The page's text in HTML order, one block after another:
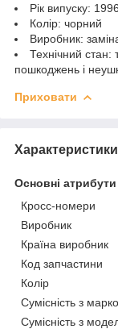
Рік випуску:
Колір: чорний
Виробник:
Технічний
пошкоджень і
Приховати
Характеристики
Основні атрибути
Кросс-номери
Виробник
Країна виробник
Код запчастини
Колір
Сумісність з
Сумісність з